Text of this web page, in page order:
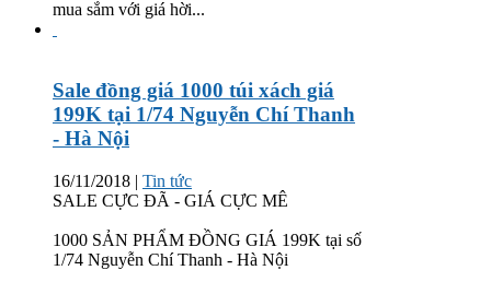
mua sắm với giá hời...
Sale đồng giá 1000 túi xách giá
199K tại 1/74 Nguyễn Chí Thanh
- Hà Nội
16/11/2018 | Tin tức
SALE CỰC ĐÃ - GIÁ CỰC MÊ
1000 SẢN PHẨM ĐỒNG GIÁ 199K tại số
1/74 Nguyễn Chí Thanh - Hà Nội